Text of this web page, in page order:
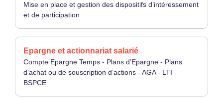
Mise en place et gestion des dispositifs d’intéressement
et de participation
Epargne et actionnariat salarié
Compte Epargne Temps - Plans d’Epargne - Plans
d’achat ou de souscription d’actions - AGA - LTI -
BSPCE